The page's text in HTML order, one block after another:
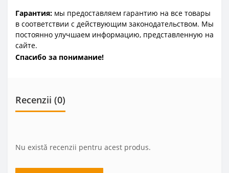
Гарантия: мы предоставляем гарантию на все товары
в соответствии с действующим законодательством. Мы
постоянно улучшаем информацию, представленную на
сайте.
Спасибо за понимание!
Recenzii (0)
Nu există recenzii pentru acest produs.